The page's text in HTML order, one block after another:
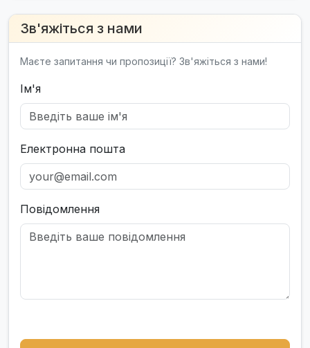
Зв'яжіться з нами
Маєте запитання чи пропозиції? Зв'яжіться з нами!
Ім'я
Електронна пошта
Повідомлення